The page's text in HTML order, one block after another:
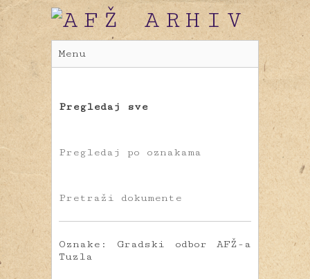
Menu
Pregledaj sve
Pregledaj po oznakama
Pretraži dokumente
Oznake: Gradski odbor AFŽ-a
Tuzla